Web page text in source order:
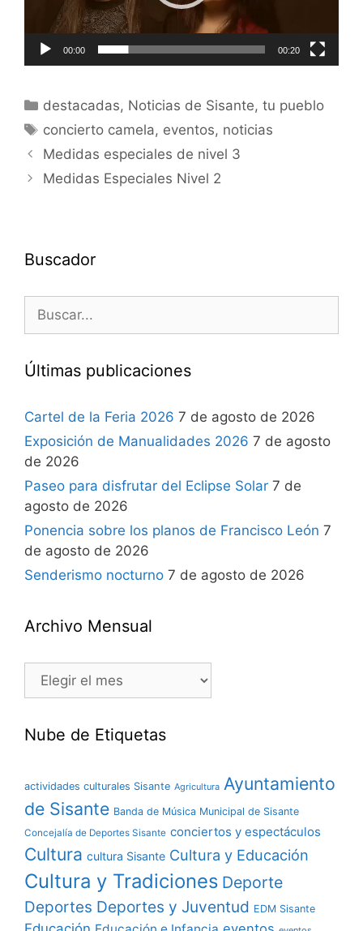
00:00 00:20
destacadas, Noticias de Sisante, tu pueblo
concierto camela, eventos, noticias
Medidas especiales de nivel 3
Medidas Especiales Nivel 2
Buscador
Últimas publicaciones
Cartel de la Feria 2026 7 de agosto de 2026
Exposición de Manualidades 2026 7 de agosto
de 2026
Paseo para disfrutar del Eclipse Solar 7 de
agosto de 2026
Ponencia sobre los planos de Francisco León 7
de agosto de 2026
Senderismo nocturno 7 de agosto de 2026
Archivo Mensual
Nube de Etiquetas
actividades culturales Sisante Agricultura Ayuntamiento
de Sisante Banda de Música Municipal de Sisante
Concejalía de Deportes Sisante conciertos y espectáculos
Cultura cultura Sisante Cultura y Educación
Cultura y Tradiciones Deporte
Deportes Deportes y Juventud EDM Sisante